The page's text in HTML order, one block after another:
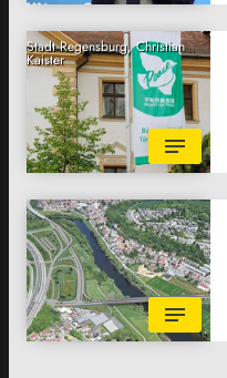
Stadt Regensburg, Christian
Kaister